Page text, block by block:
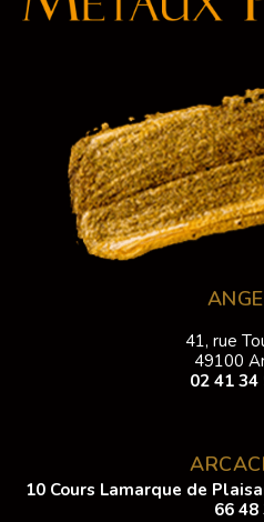
41, rue
49100
02 41 34
10 Cours Lamarque de
66 48